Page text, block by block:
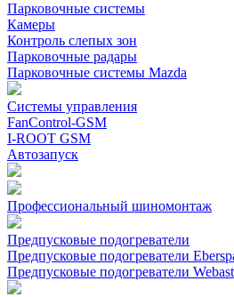
Парковочные системы
Камеры
Контроль слепых зон
Парковочные радары
Парковочные системы Mazda
Системы управления
FanControl-GSM
I-ROOT GSM
Автозапуск
Профессиональный шиномонтаж
Предпусковые подогреватели
Предпусковые подогреватели
Предпусковые подогреватели